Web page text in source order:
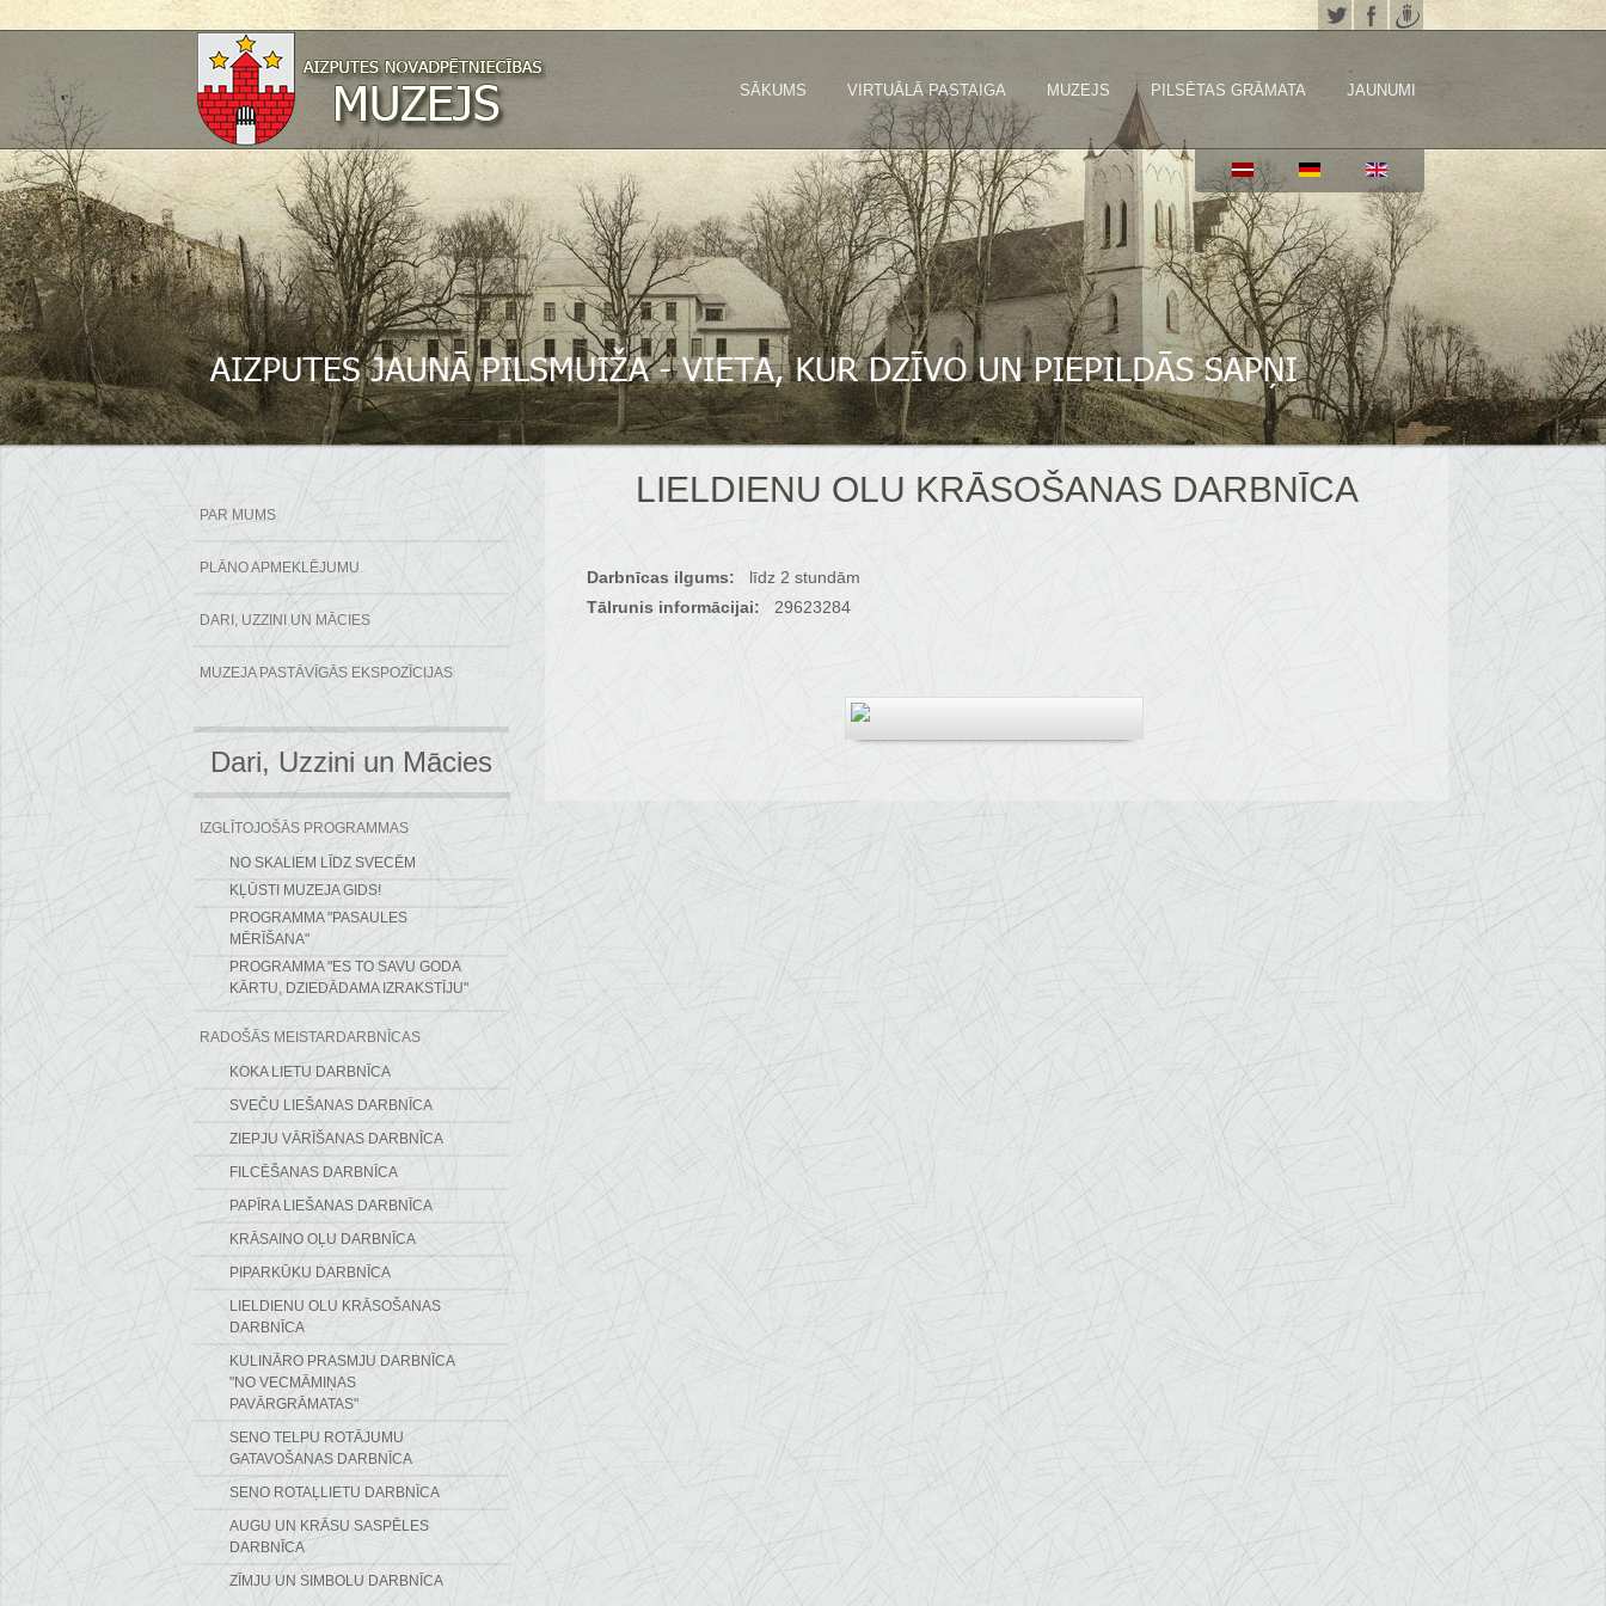
SĀKUMS VIRTUĀLĀ PASTAIGA MUZEJS PILSĒTAS GRĀMATA JAUNUMI
PAR MUMS
PLĀNO APMEKLĒJUMU
DARI, UZZINI UN MĀCIES
MUZEJA PASTĀVĪGĀS EKSPOZĪCIJAS
Dari, Uzzini un Mācies
IZGLĪTOJOŠĀS PROGRAMMAS
NO SKALIEM LĪDZ SVECĒM
KĻŪSTI MUZEJA GIDS!
PROGRAMMA "PASAULES
MĒRĪŠANA"
PROGRAMMA "ES TO SAVU GODA
KĀRTU, DZIEDĀDAMA IZRAKSTĪJU"
RADOŠĀS MEISTARDARBNĪCAS
KOKA LIETU DARBNĪCA
SVEČU LIEŠANAS DARBNĪCA
ZIEPJU VĀRĪŠANAS DARBNĪCA
FILCĒŠANAS DARBNĪCA
PAPĪRA LIEŠANAS DARBNĪCA
KRĀSAINO OĻU DARBNĪCA
PIPARKŪKU DARBNĪCA
LIELDIENU OLU KRĀSOŠANAS
DARBNĪCA
KULINĀRO PRASMJU DARBNĪCA
"NO VECMĀMIŅAS
PAVĀRGRĀMATAS"
SENO TELPU ROTĀJUMU
GATAVOŠANAS DARBNĪCA
SENO ROTAĻLIETU DARBNĪCA
AUGU UN KRĀSU SASPĒLES
DARBNĪCA
ZĪMJU UN SIMBOLU DARBNĪCA
LIELDIENU OLU KRĀSOŠANAS DARBNĪCA
Darbnīcas ilgums: līdz 2 stundām
Tālrunis informācijai: 29623284